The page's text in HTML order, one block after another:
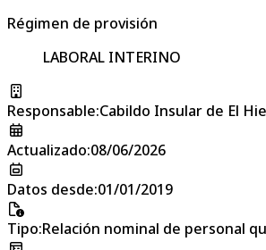
Régimen de provisión
LABORAL INTERINO
Responsable:Cabildo Insular de El
Actualizado:08/06/2026
Datos desde:01/01/2019
Tipo:Relación nominal de personal